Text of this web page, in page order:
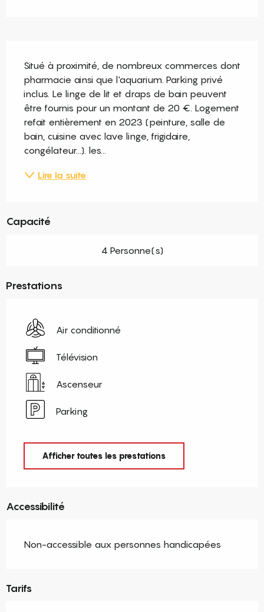
Situé à proximité, de nombreux commerces dont
pharmacie ainsi que l'aquarium. Parking privé
inclus. Le linge de lit et draps de bain peuvent
être fournis pour un montant de 20 €. Logement
refait entièrement en 2023 (peinture, salle de
bain, cuisine avec lave linge, frigidaire,
congélateur...). les...
Lire la suite
Capacité
4 Personne(s)
Prestations
Air conditionné
Télévision
Ascenseur
Parking
Afficher toutes les prestations
Accessibilité
Non-accessible aux personnes handicapées
Tarifs